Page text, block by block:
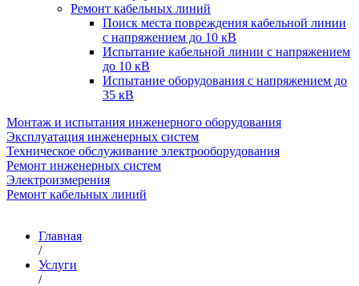
Ремонт кабельных линий
Поиск места повреждения кабельной линии
с напряжением до 10 кВ
Испытание кабельной линии с напряжением
до 10 кВ
Испытание оборудования с напряжением до
35 кВ
Монтаж и испытания инженерного оборудования
Эксплуатация инженерных систем
Техническое обслуживание электрооборудования
Ремонт инженерных систем
Электроизмерения
Ремонт кабельных линий
Главная
/
Услуги
/